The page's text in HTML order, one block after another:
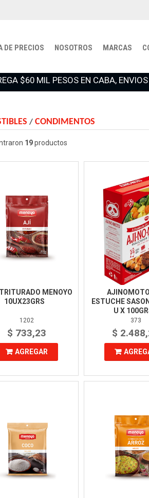
DE PRECIOS NOSOTROS MARCAS
$60 MIL PESOS EN CABA,
/ CONDIMENTOS
19productos
MENOYO
10UX23GRS
1202
$ 733,23
AGREGAR
ESTUCHE
U X
373
$